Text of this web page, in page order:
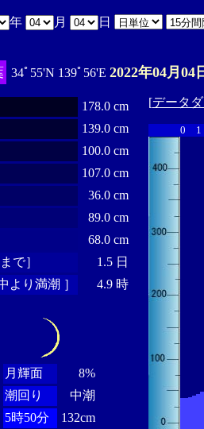
年 月 日
34ﾟ55'N 139ﾟ56'E 2022年04月04
178.0 cm
139.0 cm
100.0 cm
107.0 cm
36.0 cm
89.0 cm
68.0 cm
で］
1.5 日
より満潮 ］
4.9 時
月輝面
8%
潮回り
中潮
5時50分
132cm
[データ
0 1